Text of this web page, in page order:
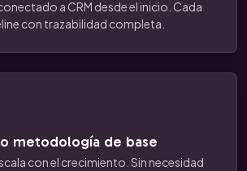
a CRM desde el inicio. Cada
con trazabilidad completa.
metodología de base
con el crecimiento. Sin necesidad